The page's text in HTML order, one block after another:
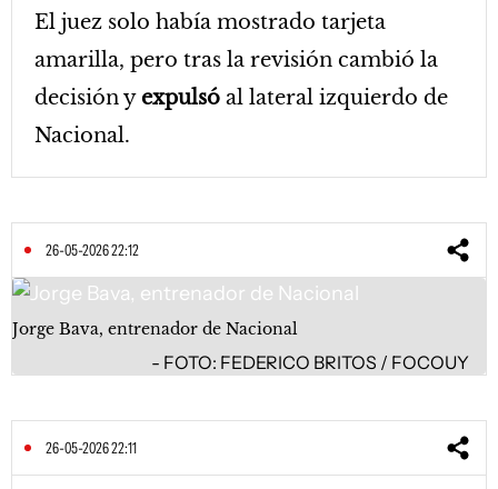
El juez solo había mostrado tarjeta
amarilla, pero tras la revisión cambió la
decisión yexpulsó al lateral izquierdo de
Nacional.
26-05-2026 22:12
Jorge Bava, entrenador de Nacional
FOTO: FEDERICO BRITOS / FOCOUY
26-05-2026 22:11